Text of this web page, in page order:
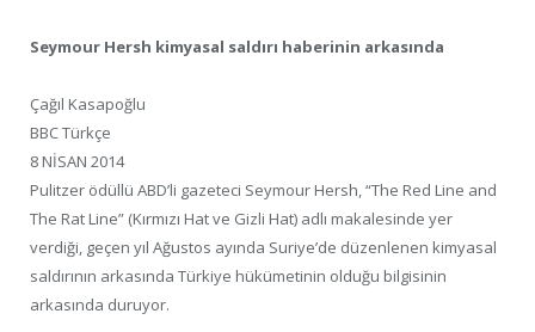
Seymour Hersh kimyasal saldırı haberinin arkasında
Çağıl Kasapoğlu
BBC Türkçe
8 NİSAN 2014
Pulitzer ödüllü ABD’li gazeteci Seymour Hersh, “The Red Line and
The Rat Line” (Kırmızı Hat ve Gizli Hat) adlı makalesinde yer
verdiği, geçen yıl Ağustos ayında Suriye’de düzenlenen kimyasal
saldırının arkasında Türkiye hükümetinin olduğu bilgisinin
arkasında duruyor.